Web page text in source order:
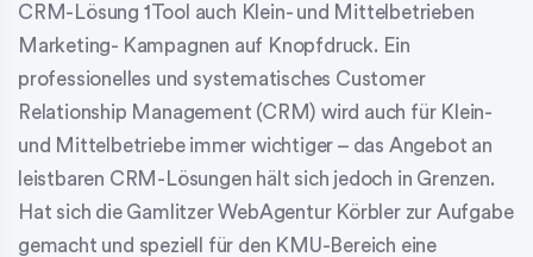
CRM-Lösung 1Tool auch Klein- und Mittelbetrieben
Marketing- Kampagnen auf Knopfdruck. Ein
professionelles und systematisches Customer
Relationship Management (CRM) wird auch für Klein-
und Mittelbetriebe immer wichtiger – das Angebot an
leistbaren CRM-Lösungen hält sich jedoch in Grenzen.
Hat sich die Gamlitzer WebAgentur Körbler zur Aufgabe
gemacht und speziell für den KMU-Bereich eine